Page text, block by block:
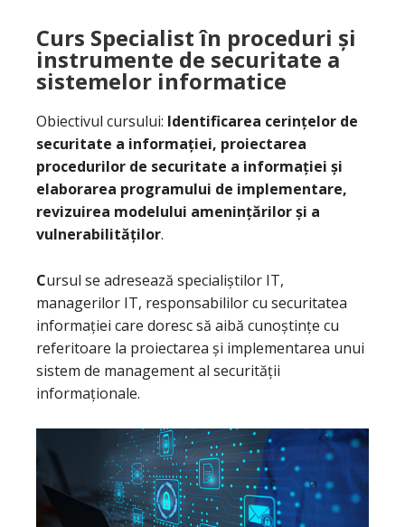
Curs Specialist în proceduri și
instrumente de securitate a
sistemelor informatice
Obiectivul cursului: Identificarea cerințelor de
securitate a informației, proiectarea
procedurilor de securitate a informației și
elaborarea programului de implementare,
revizuirea modelului amenințărilor și a
vulnerabilităților.
Cursul se adresează specialiștilor IT,
managerilor IT, responsabililor cu securitatea
informației care doresc să aibă cunoștințe cu
referitoare la proiectarea și implementarea unui
sistem de management al securității
informaționale.